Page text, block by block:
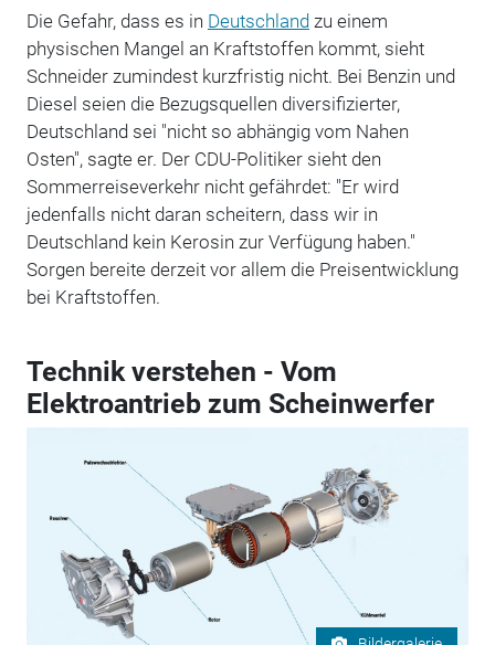
Die Gefahr, dass es in Deutschlandzu einem
physischen Mangel an Kraftstoffen kommt, sieht
Schneider zumindest kurzfristig nicht. Bei Benzin und
Diesel seien die Bezugsquellen diversifizierter,
Deutschland sei "nicht so abhängig vom Nahen
Osten", sagte er. Der CDU-Politiker sieht den
Sommerreiseverkehr nicht gefährdet: "Er wird
jedenfalls nicht daran scheitern, dass wir in
Deutschland kein Kerosin zur Verfügung haben."
Sorgen bereite derzeit vor allem die Preisentwicklung
bei Kraftstoffen.
Technik verstehen - Vom
Elektroantrieb zum Scheinwerfer